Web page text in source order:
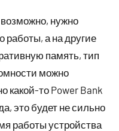
нужно
работы, а на другие
память, тип
можно
какой-то Power Bank
это будет не сильно
работы устройства